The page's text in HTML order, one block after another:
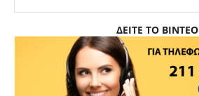
ΔΕΙΤΕ ΤΟ ΒΙΝΤΕΟ